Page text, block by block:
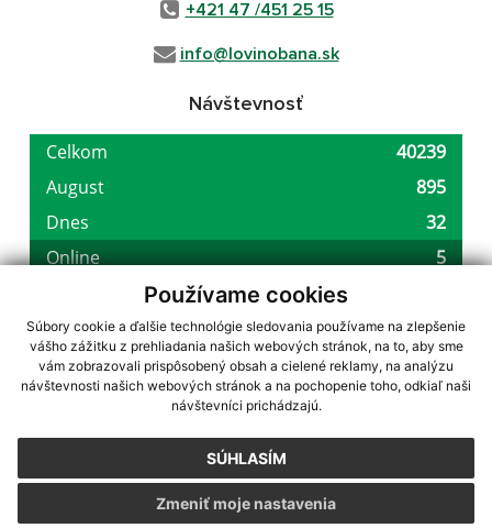
Používame cookies
Súbory cookie a ďalšie technológie sledovania používame na zlepšenie
vášho zážitku z prehliadania našich webových stránok, na to, aby sme
vám zobrazovali prispôsobený obsah a cielené reklamy, na analýzu
návštevnosti našich webových stránok a na pochopenie toho, odkiaľ naši
návštevníci prichádzajú.
SÚHLASÍM
Zmeniť moje nastavenia
+421 47 /451 25 15
info@lovinobana.sk
Návštevnosť
využite možnosť získavania aktuálnych informácií s využitím RSS
CMS systém (redakčný) systém ECHELON 2,Mapa stránok,web portál
webex.digital, s.r.o.,domény,registrácia domény
Posledná aktualizácia:07.08.2026
Vytlačiť stránku|Vyhlásenie o prístupnosti